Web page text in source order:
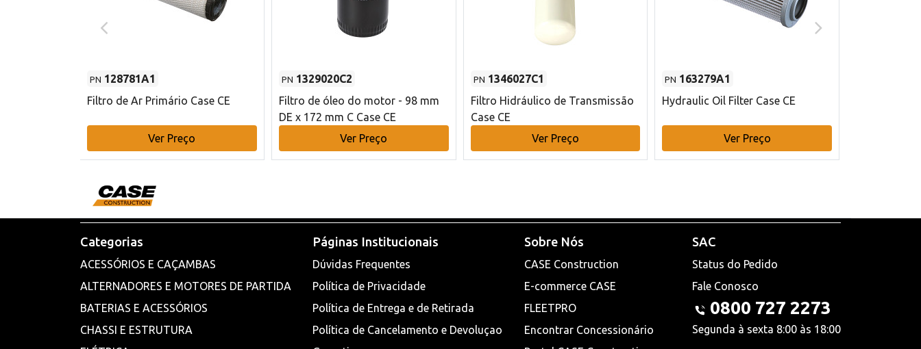
PN 128781A1
Filtro de Ar Primário Case CE
Ver Preço
PN 1329020C2
Filtro de óleo do motor - 98 mm
DE x 172 mm C Case CE
Ver Preço
PN 1346027C1
Filtro Hidráulico de Transmissão
Case CE
Ver Preço
PN 163279A1
Hydraulic Oil Filter Case CE
Ver Preço
Categorias
ACESSÓRIOS E CAÇAMBAS
ALTERNADORES E MOTORES DE PARTIDA
BATERIAS E ACESSÓRIOS
CHASSI E ESTRUTURA
Páginas Institucionais
Dúvidas Frequentes
Política de Privacidade
Política de Entrega e de Retirada
Política de Cancelamento e Devoluçao
Sobre Nós
CASE Construction
E-commerce CASE
FLEETPRO
Encontrar Concessionário
SAC
Status do Pedido
Fale Conosco
0800 727 2273
Segunda à sexta 8:00 às 18:00